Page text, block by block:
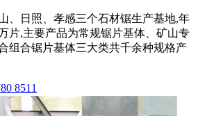
、日照、孝感三个石材锯生产基地,年
片,主要产品为常规锯片基体、矿山专
组合锯片基体三大类共千余种规格产
8511